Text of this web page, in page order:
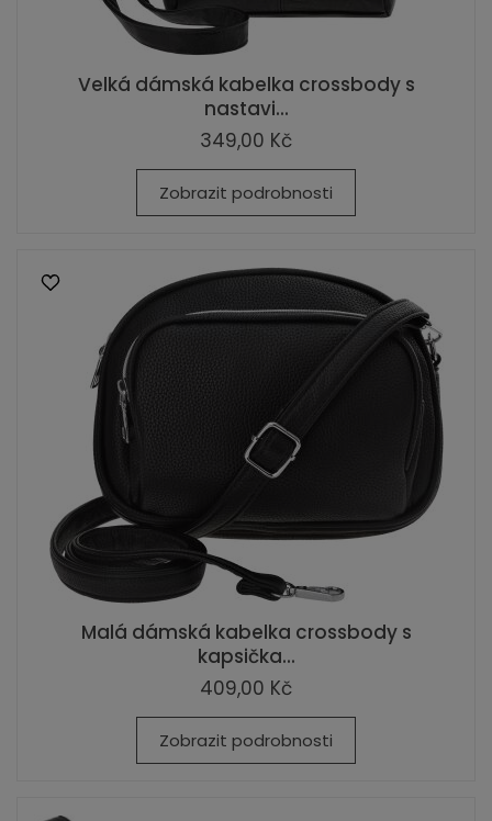
Velká dámská kabelka crossbody s
nastavi...
349,00 Kč
Zobrazit podrobnosti
Malá dámská kabelka crossbody s
kapsička...
409,00 Kč
Zobrazit podrobnosti